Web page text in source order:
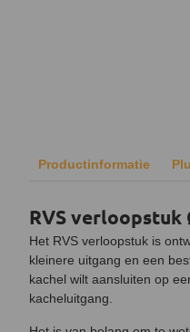
Productinformatie
RVS verloopstuk
Het RVS verloopstuk is
kleinere uitgang en een
kachel wilt aansluiten op
kacheluitgang.